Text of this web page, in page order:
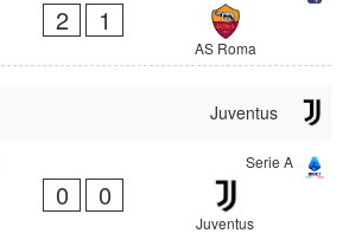
2 1
AS Roma
Juventus
Serie A
0 0
Juventus